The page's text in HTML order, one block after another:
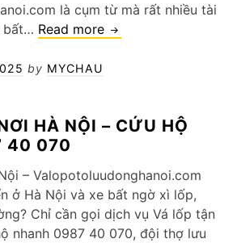
là cụm từ mà rất nhiều tài
bất… Read more vá
động
Trì
Hà
Nội
by MYCHAU
HÀ NỘI – CỨU HỘ
40 070
– Valopotoluudonghanoi.com
ở Hà Nội và xe bất ngờ xì lốp,
Chỉ cần gọi dịch vụ Vá lốp tận
nhanh 0987 40 070, đội thợ lưu